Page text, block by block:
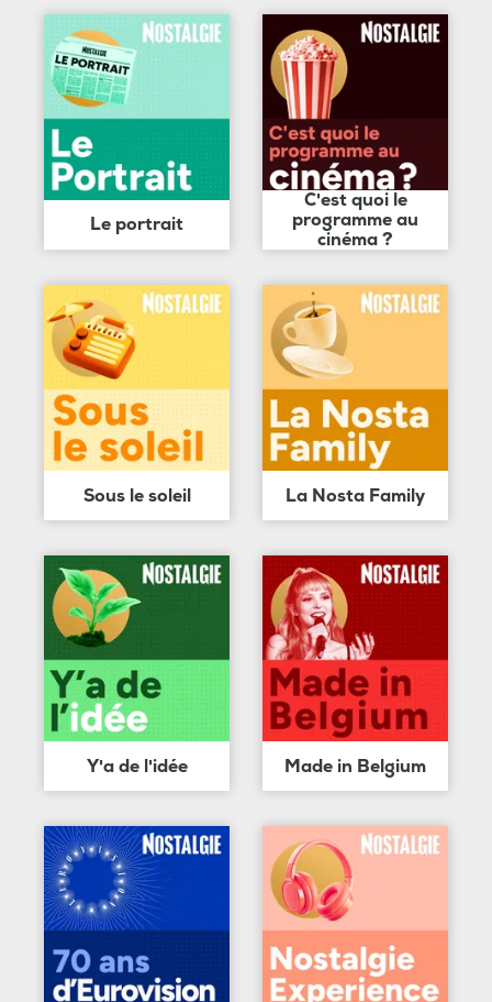
Le portrait
C'est quoi le
programme au
cinéma ?
Sous le soleil La Nosta Family
Y'a de l'idée Made in Belgium